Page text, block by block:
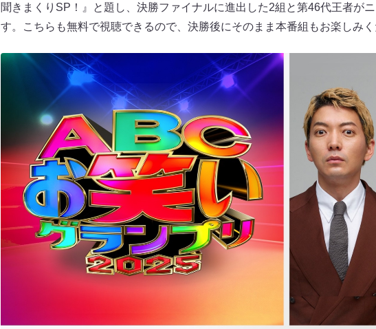
聞きまくりSP！』と題し、決勝ファイナルに進出した2組と第46代王者が
す。こちらも無料で視聴できるので、決勝後にそのまま本番組もお楽しみく